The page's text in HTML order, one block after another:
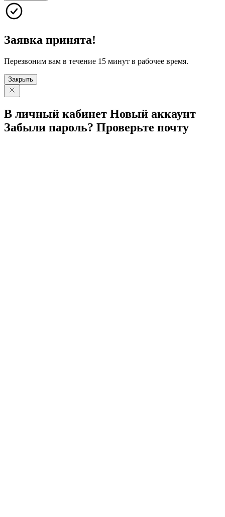
Заявка принята!
Перезвоним вам в течение 15 минут в рабочее время.
Закрыть
В личный кабинет Новый аккаунт
Забыли пароль? Проверьте почту